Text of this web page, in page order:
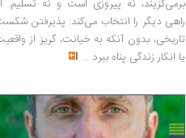
برمی‌گزیند، نه پیروزی است و نه تسلیم.
راهی دیگر را انتخاب می‌کند: پذیرفتن
تاریخی، بدون آنکه به خیانت، گریز از
یا انکار زندگی پناه ببرد ...